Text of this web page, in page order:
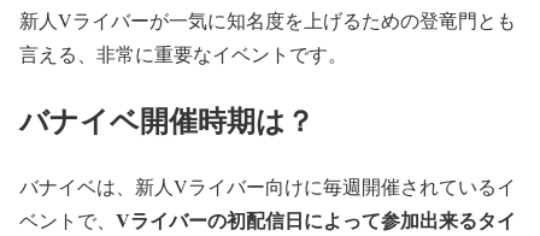
新人Vライバーが一気に知名度を上げるための登竜門とも
言える、非常に重要なイベントです。
バナイベ開催時期は？
バナイベは、新人Vライバー向けに毎週開催されているイ
ベントで、 Vライバーの初配信日によって参加出来るタイ